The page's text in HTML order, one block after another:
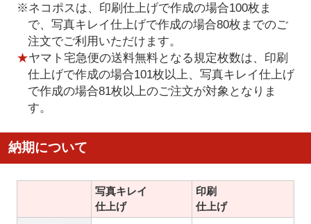
※ネコポスは、印刷仕上げで作成の場合100枚ま
で、写真キレイ仕上げで作成の場合80枚までのご
注文でご利用いただけます。
★ヤマト宅急便の送料無料となる規定枚数は、印刷
仕上げで作成の場合101枚以上、写真キレイ仕上げ
で作成の場合81枚以上のご注文が対象となりま
す。
納期について
写真キレイ
仕上げ
印刷
仕上げ